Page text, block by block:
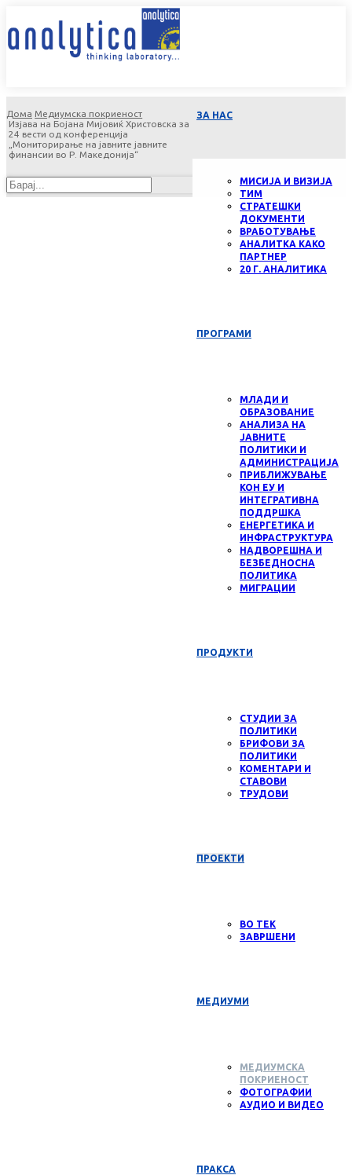
ЗА НАС
МИСИЈА И ВИЗИЈА
ТИМ
СТРАТЕШКИ
ДОКУМЕНТИ
ВРАБОТУВАЊЕ
АНАЛИТКА КАКО
ПАРТНЕР
20 Г. АНАЛИТИКА
ПРОГРАМИ
МЛАДИ И
ОБРАЗОВАНИЕ
АНАЛИЗА НА
ЈАВНИТЕ
ПОЛИТИКИ И
АДМИНИСТРАЦИЈА
ПРИБЛИЖУВАЊЕ
КОН ЕУ И
ИНТЕГРАТИВНА
ПОДДРШКА
ЕНЕРГЕТИКА И
ИНФРАСТРУКТУРА
НАДВОРЕШНА И
БЕЗБЕДНОСНА
ПОЛИТИКА
МИГРАЦИИ
ПРОДУКТИ
СТУДИИ ЗА
ПОЛИТИКИ
БРИФОВИ ЗА
ПОЛИТИКИ
КОМЕНТАРИ И
СТАВОВИ
ТРУДОВИ
ПРОЕКТИ
ВО ТЕК
ЗАВРШЕНИ
МЕДИУМИ
МЕДИУМСКА
ПОКРИЕНОСТ
ФОТОГРАФИИ
АУДИО И ВИДЕО
ПРАКСА
Дома Медиумска покриеност
Изјава на Бојана Мијовиќ Христовска за
24 вести од конференција
„Мониторирање на јавните јавните
финансии во Р. Македонија“